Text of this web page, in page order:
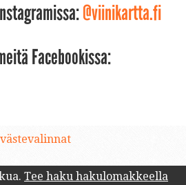
@viinikartta.fi
Facebookissa:
Tee haku hakulomakkeella